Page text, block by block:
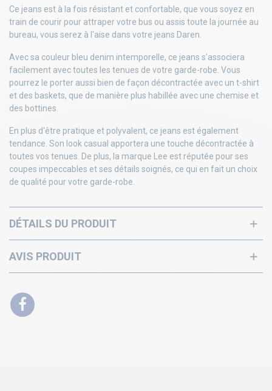
Ce jeans est à la fois résistant et confortable, que vous soyez en
train de courir pour attraper votre bus ou assis toute la journée au
bureau, vous serez à l'aise dans votre jeans Daren.
Avec sa couleur bleu denim intemporelle, ce jeans s'associera
facilement avec toutes les tenues de votre garde-robe. Vous
pourrez le porter aussi bien de façon décontractée avec un t-shirt
et des baskets, que de manière plus habillée avec une chemise et
des bottines.
En plus d'être pratique et polyvalent, ce jeans est également
tendance. Son look casual apportera une touche décontractée à
toutes vos tenues. De plus, la marque Lee est réputée pour ses
coupes impeccables et ses détails soignés, ce qui en fait un choix
de qualité pour votre garde-robe.
DÉTAILS DU PRODUIT
AVIS PRODUIT